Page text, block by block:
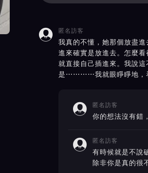
 匿名訪客
我真的不懂，她那個放盡
進來確實是放進去。怎麼
就直接自己插進來。我說
是⋯⋯⋯⋯我就眼睜睜地
 匿名訪客
你的想法沒有錯
 匿名訪客
有時候就是不說
除非你是真的